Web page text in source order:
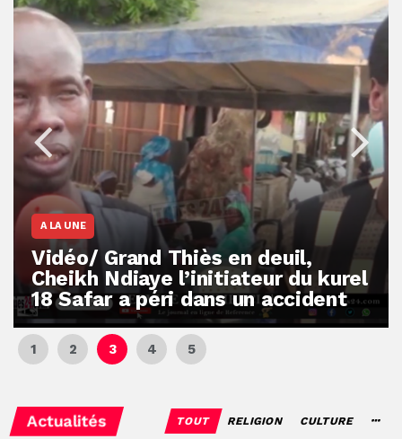
A LA LOUPE
Vidéo/Gamou Bakhdad chez
Boroom Ndaam, sécurité, eau, au
coeur des priorités
Actualités TOUT RELIGION CULTURE